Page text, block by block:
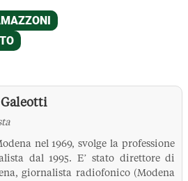
nel 1969, svolge la professione
dal 1995. E’ stato direttore di
giornalista radiofonico (Modena